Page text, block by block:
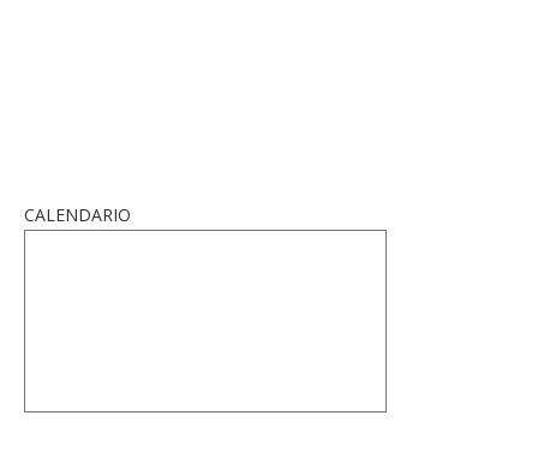
CALENDARIO